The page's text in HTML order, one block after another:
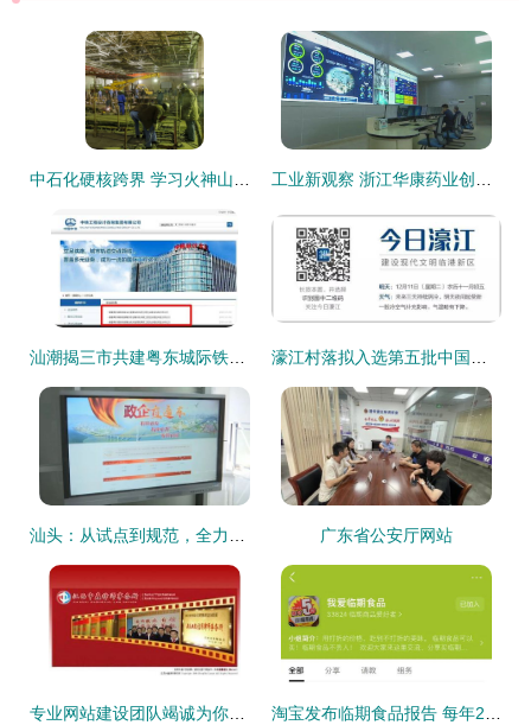
中石化硬核跨界 学习火神山精神，半月建成汕头口罩厂 工业新观察 浙江华康药业创建国家绿色工厂，争当绿色发展领跑者
汕潮揭三市共建粤东城际铁路，汕头至潮汕机场段规划8座车站，助推区域一体化发展 濠江村落拟入选第五批中国传统村落名录，文化魅力引关注
汕头：从试点到规范，全力推进营商环境建设 广东省公安厅网站
专业网站建设团队竭诚为你服务-汕头龙湖区网站建设 淘宝发布临期食品报告 每年210万人网购,薯片 方便面 饮品最受欢迎